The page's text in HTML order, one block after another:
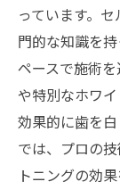
っています。
門的な知識を
ペースで施術
や特別なホワ
効果的に歯を
では、プロの
トニングの効